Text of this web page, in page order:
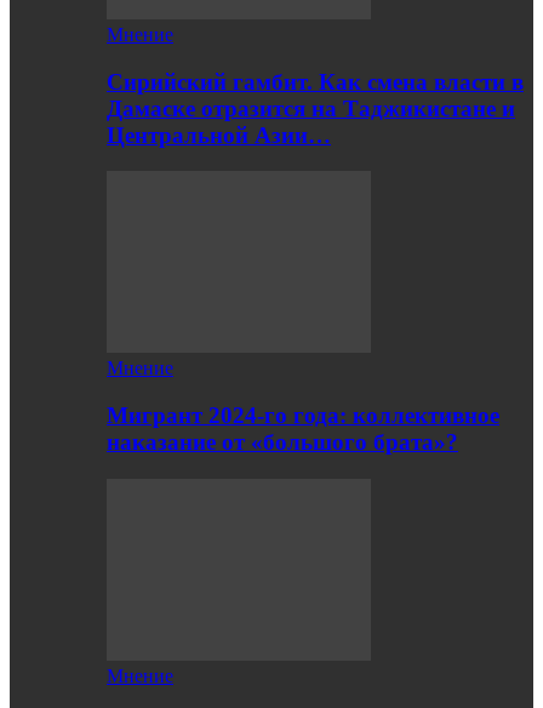
Мнение
Сирийский гамбит. Как смена власти в
Дамаске отразится на Таджикистане и
Центральной Азии…
Мнение
Мигрант 2024-го года: коллективное
наказание от «большого брата»?
Мнение